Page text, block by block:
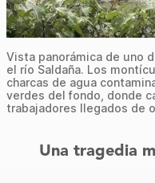
Vista panorámica de uno
el río Saldaña. Los
charcas de agua
verdes del fondo, donde
trabajadores llegados de
Una tragedia